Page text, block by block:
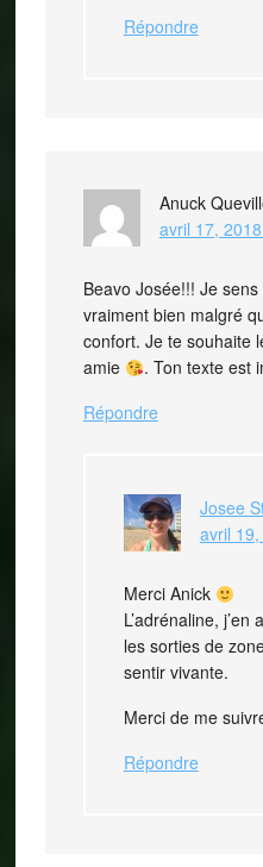
Répondre
Anuck
avril 17,
Beavo Josée!!! Je
vraiment bien malgré
confort. Je te souhaite
amie
. Ton texte est
Répondre
Josee
avril
Merci Anick
L’adrénaline,
les sorties de
sentir vivante.
Merci de me
Répondre